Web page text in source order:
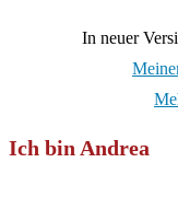
In neuer
Ich bin Andrea